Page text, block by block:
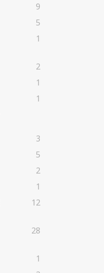
9
5
1
2
1
1
3
5
2
1
12
28
1